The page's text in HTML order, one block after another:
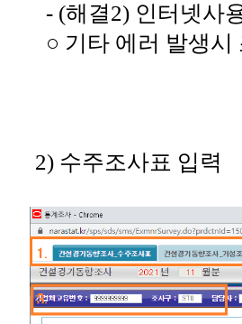
- (해결2) 인터넷사
○ 기타 에러 발생시
2) 수주조사표 입력